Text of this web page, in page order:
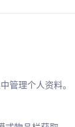
管理个人资料。